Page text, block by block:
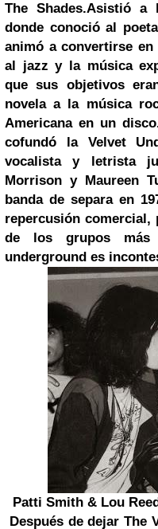
The Shades.Asistió a
donde conoció al
animó a convertirse
al jazz y la música
que sus objetivos
novela a la música
Americana en un
cofundó la Velvet
vocalista y letrista
Morrison y Maureen
banda de separa en
repercusión comercial,
de los grupos más
underground es
Patti Smith & Lou
Después de dejar The